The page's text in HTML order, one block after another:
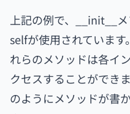
上記の例で、__init__
selfが使用されていま
れらのメソッドは各イ
クセスすることができ
のようにメソッドが書